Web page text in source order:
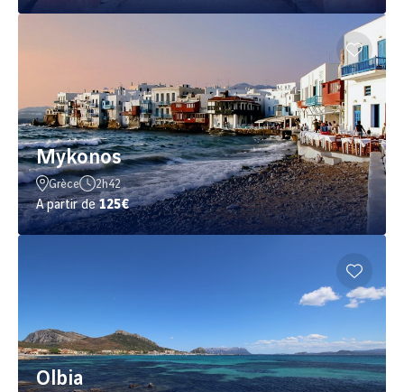
Mykonos
Grèce 2h42
A partir de125€
Olbia